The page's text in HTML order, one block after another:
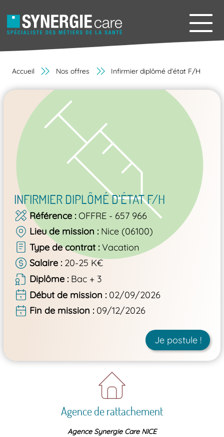
Accueil Nos offres Infirmier diplômé d’état F/H
INFIRMIER DIPLÔMÉ D’ÉTAT F/H
Référence OFFRE - 657 966
Lieu de mission
Nice (06100)
Type de contrat Vacation
Salaire
20-25 K€
Diplôme
Bac + 3
Début de mission
02/09/2026
Fin de mission
09/12/2026
Je postule !
Agence de rattachement
Agence Synergie Care NICE